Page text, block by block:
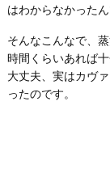
はわからなかった
そんなこんなで、
時間くらいあれば
大丈夫、実はカヴ
ったのです。